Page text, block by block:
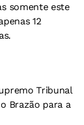
somente este
12
Tribunal
Brazão para a